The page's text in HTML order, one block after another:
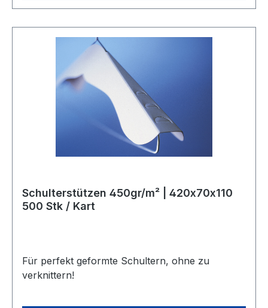
Schulterstützen 450gr/m² | 420x70x110
500 Stk / Kart
Für perfekt geformte Schultern, ohne zu
verknittern!